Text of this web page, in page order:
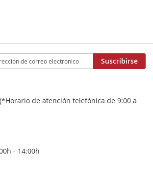
Suscribirse
de atención telefónica de 9:00 a
- 14:00h